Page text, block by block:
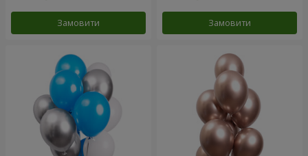
Замовити Замовити